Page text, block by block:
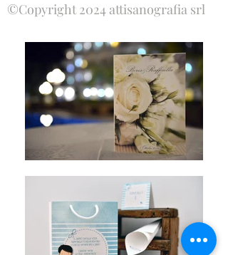
©Copyright 2024 attisanografia srl